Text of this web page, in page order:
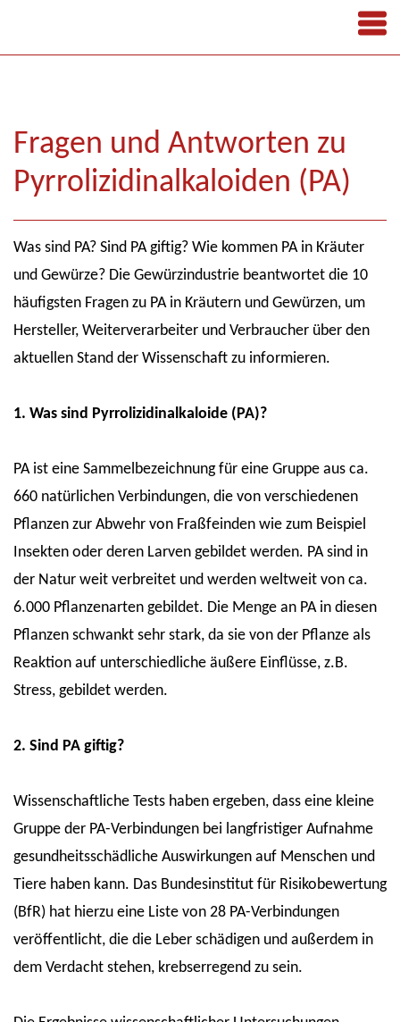
Fragen und Antworten zu
Pyrrolizidinalkaloiden (PA)
Was sind PA? Sind PA giftig? Wie kommen PA in Kräuter
und Gewürze? Die Gewürzindustrie beantwortet die 10
häufigsten Fragen zu PA in Kräutern und Gewürzen, um
Hersteller, Weiterverarbeiter und Verbraucher über den
aktuellen Stand der Wissenschaft zu informieren.
1. Was sind Pyrrolizidinalkaloide (PA)?
PA ist eine Sammelbezeichnung für eine Gruppe aus ca.
660 natürlichen Verbindungen, die von verschiedenen
Pflanzen zur Abwehr von Fraßfeinden wie zum Beispiel
Insekten oder deren Larven gebildet werden. PA sind in
der Natur weit verbreitet und werden weltweit von ca.
6.000 Pflanzenarten gebildet. Die Menge an PA in diesen
Pflanzen schwankt sehr stark, da sie von der Pflanze als
Reaktion auf unterschiedliche äußere Einflüsse, z.B.
Stress, gebildet werden.
2. Sind PA giftig?
Wissenschaftliche Tests haben ergeben, dass eine kleine
Gruppe der PA-Verbindungen bei langfristiger Aufnahme
gesundheitsschädliche Auswirkungen auf Menschen und
Tiere haben kann. Das Bundesinstitut für Risikobewertung
(BfR) hat hierzu eine Liste von 28 PA-Verbindungen
veröffentlicht, die die Leber schädigen und außerdem in
dem Verdacht stehen, krebserregend zu sein.